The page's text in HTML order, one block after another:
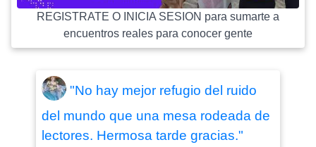
REGISTRATE O INICIA SESION para sumarte a
encuentros reales para conocer gente
"No hay mejor refugio del ruido
del mundo que una mesa rodeada de
lectores. Hermosa tarde gracias."